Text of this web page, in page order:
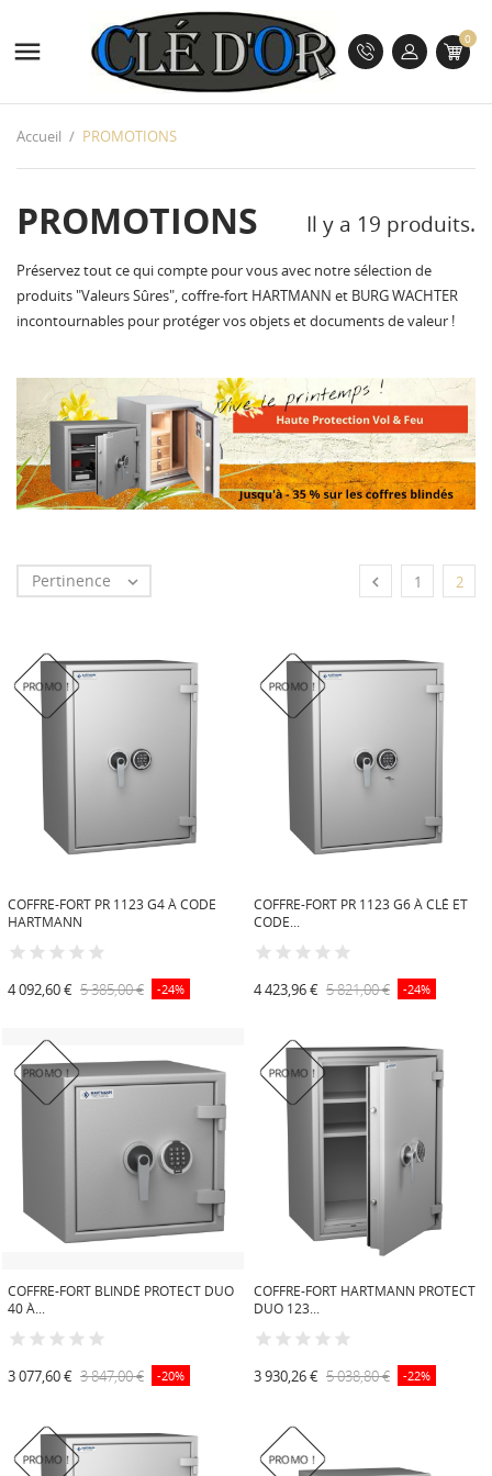
 0
Accueil PROMOTIONS
PROMOTIONS Il y a 19 produits.
Préservez tout ce qui compte pour vous avec notre sélection de
produits "Valeurs Sûres", coffre-fort HARTMANN et BURG WACHTER
incontournables pour protéger vos objets et documents de valeur !
Pertinence   1 2
PROMO !
COFFRE-FORT PR 1123 G4 À CODE
HARTMANN
4 092,60 € 5 385,00 € -24%
PROMO !
COFFRE-FORT PR 1123 G6 À CLÉ ET
CODE...
4 423,96 € 5 821,00 € -24%
PROMO !
COFFRE-FORT BLINDÉ PROTECT DUO
40 À...
3 077,60 € 3 847,00 € -20%
PROMO !
COFFRE-FORT HARTMANN PROTECT
DUO 123...
3 930,26 € 5 038,80 € -22%
PROMO ! PROMO !